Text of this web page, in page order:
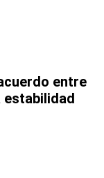
entre
estabilidad